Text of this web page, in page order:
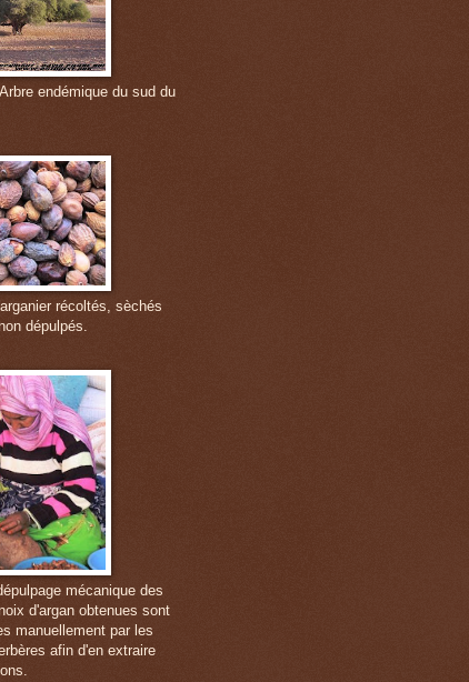
endémique du sud du
récoltés, sèchés
dépulpés.
mécanique des
d'argan obtenues sont
manuellement par les
afin d'en extraire